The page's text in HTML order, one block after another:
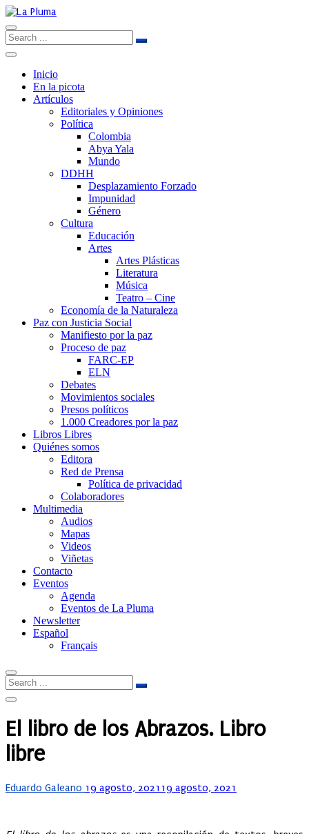
Inicio
En la picota
Artículos
Editoriales y Opiniones
Política
Colombia
Abya Yala
Mundo
DDHH
Desplazamiento Forzado
Impunidad
Género
Cultura
Educación
Artes
Artes Plásticas
Literatura
Música
Teatro – Cine
Economía de la Naturaleza
Paz con Justicia Social
Manifiesto por la paz
Proceso de paz
FARC-EP
ELN
Debates
Movimientos sociales
Presos políticos
1.000 Creadores por la paz
Libros Libres
Quiénes somos
Editora
Red de Prensa
Política de privacidad
Colaboradores
Multimedia
Audios
Mapas
Videos
Viñetas
Contacto
Eventos
Agenda
Eventos de La Pluma
Newsletter
Español
Français
El libro de los Abrazos. Libro
libre
Eduardo Galeano Posted
19 agosto, 202119 agosto, 2021